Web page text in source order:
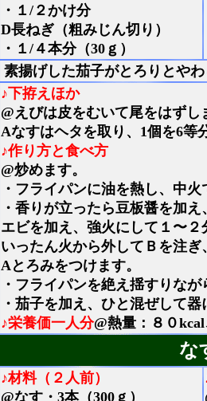
・１/２かけ分
D長ねぎ（粗みじん切り）
・１/４本分（30ｇ）
素揚げした茄子がとろりとや
♪下拵えほか
@えびは皮をむいて尾をはず
Aなすはヘタを取り、1個を6等
♪作り方と食べ方
@炒めます。
・フライパンに油を熱し、中
・香りが立ったら豆板醤を加
エビを加え、強火にして１〜２
いったん火から外してＢを注ぎ
Aとろみをつけます。
・フライパンを絶え揺すりな
・茄子を加え、ひと混ぜして器
♪栄養価一人分@熱量：８０
な
♪材料（２人前）
@なす・3本（300ｇ）